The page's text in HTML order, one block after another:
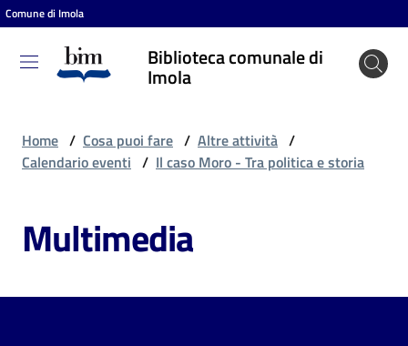
Vai al contenuto
Vai alla navigazione
Vai al footer
Comune di Imola
Biblioteca comunale di
Imola
Biblioteca
comunale
puoi
Home / Cosa puoi fare / Altre attività /
Calendario eventi / Il caso Moro - Tra politica e storia
Multimedia